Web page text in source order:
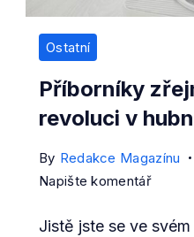
Ostatní
Příborníky
revoluci v
By Redakce Magazínu
Napište komentářon
zřejmě
Jistě jste se ve